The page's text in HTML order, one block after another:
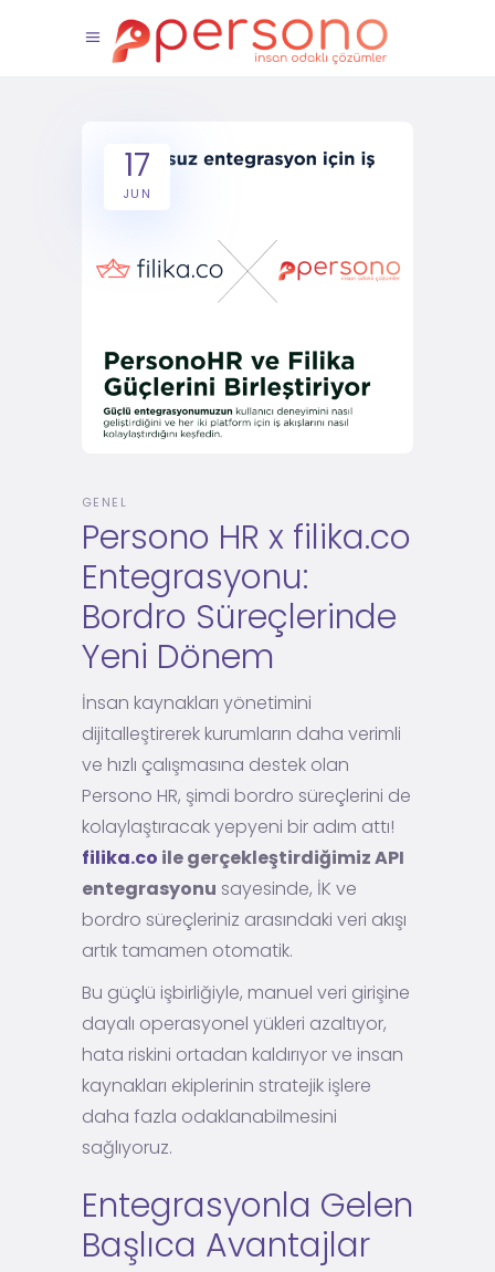
17
JUN
GENEL
Persono HR x filika.co
Entegrasyonu:
Bordro Süreçlerinde
Yeni Dönem
İnsan kaynakları yönetimini
dijitalleştirerek kurumların daha verimli
ve hızlı çalışmasına destek olan
Persono HR, şimdi bordro süreçlerini de
kolaylaştıracak yepyeni bir adım attı!
filika.co ile gerçekleştirdiğimiz API
entegrasyonu sayesinde, İK ve
bordro süreçleriniz arasındaki veri akışı
artık tamamen otomatik.
Bu güçlü işbirliğiyle, manuel veri girişine
dayalı operasyonel yükleri azaltıyor,
hata riskini ortadan kaldırıyor ve insan
kaynakları ekiplerinin stratejik işlere
daha fazla odaklanabilmesini
sağlıyoruz.
Entegrasyonla Gelen
Başlıca Avantajlar